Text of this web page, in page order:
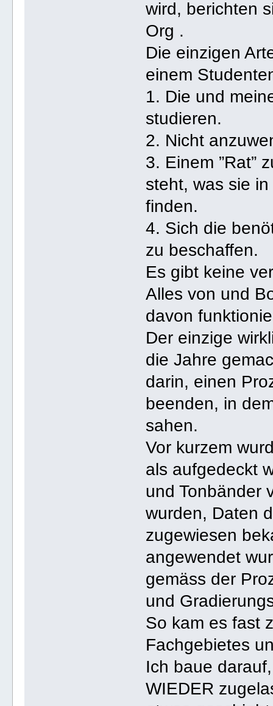
wird, berichten
Org .
Die einzigen
einem
1. Die und
studieren.
2. Nicht
3. Einem ”Rat”
steht, was sie
finden.
4. Sich die
zu beschaffen.
Es gibt keine
Alles von und
davon
Der einzige
die Jahre
darin, einen
beenden, in
sahen.
Vor kurzem
als aufgedeckt
und Tonbänder
wurden, Daten
zugewiesen
angewendet
gemäss der
und
So kam es fast
Fachgebietes
Ich baue
WIEDER